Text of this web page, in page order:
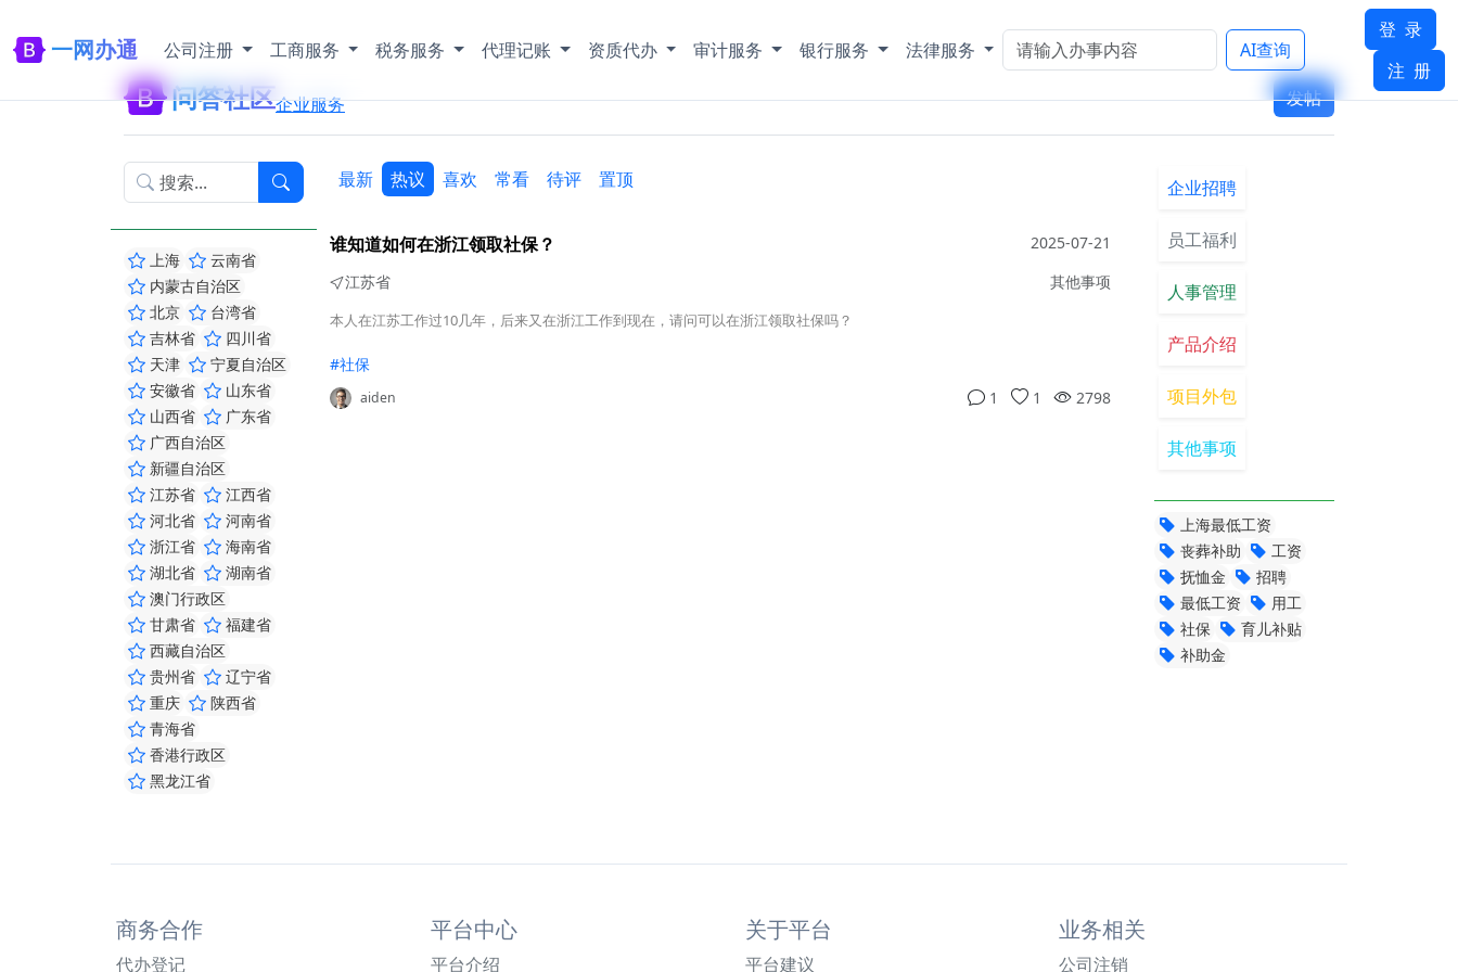
一网办通 公司注册 工商服务 税务服务 代理记账 资质代办 审计服务 银行服务 法律服务 AI查询
登 录
注 册
问答社区企业服务 发帖
上海
云南省
内蒙古自治区
北京
台湾省
吉林省
四川省
天津
宁夏自治区
安徽省
山东省
山西省
广东省
广西自治区
新疆自治区
江苏省
江西省
河北省
河南省
浙江省
海南省
湖北省
湖南省
澳门行政区
甘肃省
福建省
西藏自治区
贵州省
辽宁省
重庆
陕西省
青海省
香港行政区
黑龙江省
最新 热议 喜欢 常看 待评 置顶
谁知道如何在浙江领取社保？
2025-07-21
江苏省
其他事项
本人在江苏工作过10几年，后来又在浙江工作到现在，请问可以在浙江领取社保吗？
#社保
aiden 1 1 2798
企业招聘
员工福利
人事管理
产品介绍
项目外包
其他事项
上海最低工资
丧葬补助
工资
抚恤金
招聘
最低工资
用工
社保
育儿补贴
补助金
商务合作
代办登记
平台中心
平台介绍
关于平台
平台建议
业务相关
公司注销